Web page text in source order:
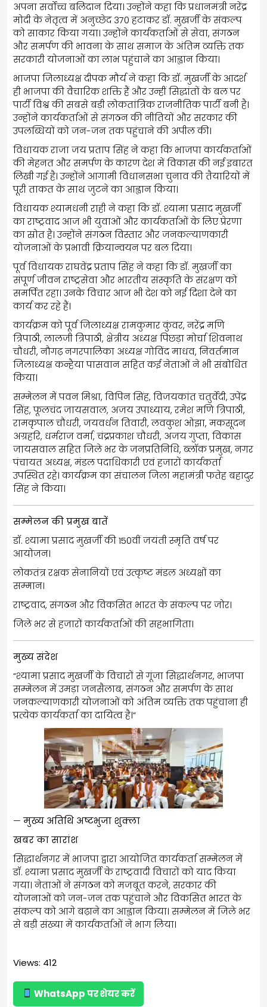
अपना सर्वोच्च बलिदान दिया। उन्होंने कहा कि प्रधानमंत्री नरेंद्र
मोदी के नेतृत्व में अनुच्छेद 370 हटाकर डॉ. मुखर्जी के संकल्प
को साकार किया गया। उन्होंने कार्यकर्ताओं से सेवा, संगठन
और समर्पण की भावना के साथ समाज के अंतिम व्यक्ति तक
सरकारी योजनाओं का लाभ पहुंचाने का आह्वान किया।
भाजपा जिलाध्यक्ष दीपक मौर्य ने कहा कि डॉ. मुखर्जी के आदर्श
ही भाजपा की वैचारिक शक्ति हैं और उन्हीं सिद्धांतों के बल पर
पार्टी विश्व की सबसे बड़ी लोकतांत्रिक राजनीतिक पार्टी बनी है।
उन्होंने कार्यकर्ताओं से संगठन की नीतियों और सरकार की
उपलब्धियों को जन-जन तक पहुंचाने की अपील की।
विधायक राजा जय प्रताप सिंह ने कहा कि भाजपा कार्यकर्ताओं
की मेहनत और समर्पण के कारण देश में विकास की नई इबारत
लिखी गई है। उन्होंने आगामी विधानसभा चुनाव की तैयारियों में
पूरी ताकत के साथ जुटने का आह्वान किया।
विधायक श्यामधनी राही ने कहा कि डॉ. श्यामा प्रसाद मुखर्जी
का राष्ट्रवाद आज भी युवाओं और कार्यकर्ताओं के लिए प्रेरणा
का स्रोत है। उन्होंने संगठन विस्तार और जनकल्याणकारी
योजनाओं के प्रभावी क्रियान्वयन पर बल दिया।
पूर्व विधायक राघवेंद्र प्रताप सिंह ने कहा कि डॉ. मुखर्जी का
संपूर्ण जीवन राष्ट्रसेवा और भारतीय संस्कृति के संरक्षण को
समर्पित रहा। उनके विचार आज भी देश को नई दिशा देने का
कार्य कर रहे हैं।
कार्यक्रम को पूर्व जिलाध्यक्ष रामकुमार कुंवर, नरेंद्र मणि
त्रिपाठी, लालजी त्रिपाठी, क्षेत्रीय अध्यक्ष पिछड़ा मोर्चा शिवनाथ
चौधरी, नौगढ़ नगरपालिका अध्यक्ष गोविंद माधव, निवर्तमान
जिलाध्यक्ष कन्हैया पासवान सहित कई नेताओं ने भी संबोधित
किया।
सम्मेलन में पवन मिश्रा, विपिन सिंह, विजयकांत चतुर्वेदी, उपेंद्र
सिंह, फूलचंद जायसवाल, अजय उपाध्याय, रमेश मणि त्रिपाठी,
रामकृपाल चौधरी, जयवर्धन तिवारी, लवकुश ओझा, मकसूदन
अग्रहरि, धर्मराज वर्मा, चंद्रप्रकाश चौधरी, अजय गुप्ता, विकास
जायसवाल सहित जिले भर के जनप्रतिनिधि, ब्लॉक प्रमुख, नगर
पंचायत अध्यक्ष, मंडल पदाधिकारी एवं हजारों कार्यकर्ता
उपस्थित रहे। कार्यक्रम का संचालन जिला महामंत्री फतेह बहादुर
सिंह ने किया।
सम्मेलन की प्रमुख बातें
डॉ. श्यामा प्रसाद मुखर्जी की 150वीं जयंती स्मृति वर्ष पर
आयोजन।
लोकतंत्र रक्षक सेनानियों एवं उत्कृष्ट मंडल अध्यक्षों का
सम्मान।
राष्ट्रवाद, संगठन और विकसित भारत के संकल्प पर जोर।
जिले भर से हजारों कार्यकर्ताओं की सहभागिता।
मुख्य संदेश
“श्यामा प्रसाद मुखर्जी के विचारों से गूंजा सिद्धार्थनगर, भाजपा
सम्मेलन में उमड़ा जनसैलाब, संगठन और समर्पण के साथ
जनकल्याणकारी योजनाओं को अंतिम व्यक्ति तक पहुंचाना ही
प्रत्येक कार्यकर्ता का दायित्व है।”
— मुख्य अतिथि अष्टभुजा शुक्ला
खबर का सारांश
सिद्धार्थनगर में भाजपा द्वारा आयोजित कार्यकर्ता सम्मेलन में
डॉ. श्यामा प्रसाद मुखर्जी के राष्ट्रवादी विचारों को याद किया
गया। नेताओं ने संगठन को मजबूत करने, सरकार की
योजनाओं को जन-जन तक पहुंचाने और विकसित भारत के
संकल्प को आगे बढ़ाने का आह्वान किया। सम्मेलन में जिले भर
से बड़ी संख्या में कार्यकर्ताओं ने भाग लिया।
Views: 412
WhatsApp पर शेयर करें